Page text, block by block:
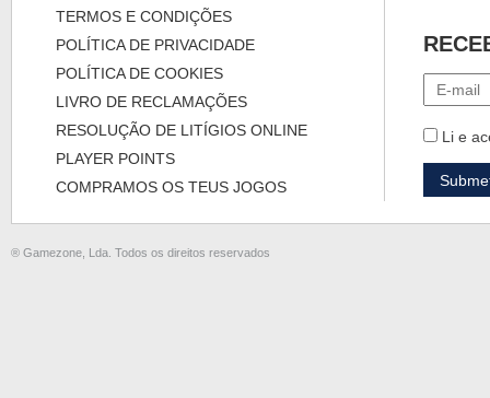
TERMOS E CONDIÇÕES
POLÍTICA DE PRIVACIDADE
POLÍTICA DE COOKIES
LIVRO DE RECLAMAÇÕES
RESOLUÇÃO DE LITÍGIOS ONLINE
PLAYER POINTS
COMPRAMOS OS TEUS JOGOS
Li e
® Gamezone, Lda. Todos os direitos reservados